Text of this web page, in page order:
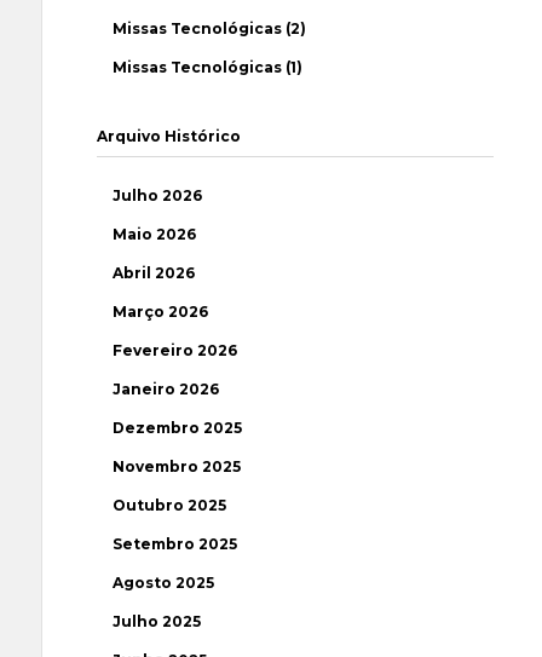
Missas Tecnológicas (2)
Missas Tecnológicas (1)
Arquivo Histórico
Julho 2026
Maio 2026
Abril 2026
Março 2026
Fevereiro 2026
Janeiro 2026
Dezembro 2025
Novembro 2025
Outubro 2025
Setembro 2025
Agosto 2025
Julho 2025